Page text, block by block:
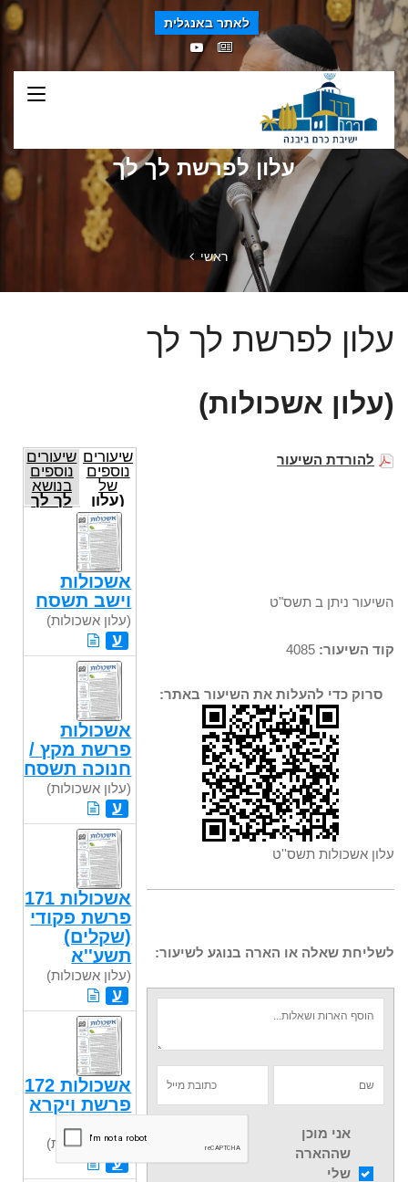
לאתר באנגלית
עלון לפרשת לך לך
ראשי
עלון לפרשת לך לך
(עלון אשכולות)
להורדת השיעור
השיעור ניתן ב תשס"ט
קוד השיעור:
סרוק כדי להעלות את השיעור באתר:
עלון אשכולות תשס''ט
לשליחת שאלה או הארה בנוגע לשיעור:
אני מוכן
שההארה
שלי
שיעורים
נוספים
של
(עלון
אשכולות)
שיעורים
נוספים
בנושא
לך לך
אשכולות
וישב תשסח
(עלון אשכולות)
ע
אשכולות
פרשת מקץ /
חנוכה תשסח
(עלון אשכולות)
ע
אשכולות 171
פרשת פקודי
(שקלים)
תשע''א
(עלון אשכולות)
ע
אשכולות 172
פרשת ויקרא
תשע"א
(עלון אשכולות)
ע